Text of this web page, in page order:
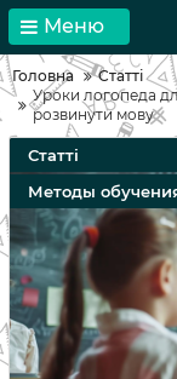
Меню
Головна
Статті
Уроки логопеда
розвинути мову
Статті
Методы